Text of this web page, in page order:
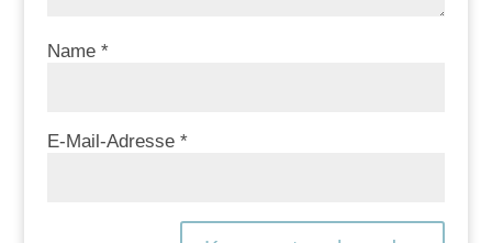
Name *
E-Mail-Adresse *